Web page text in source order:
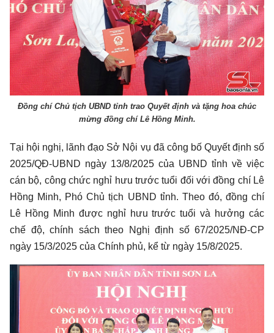
Đồng chí Chủ tịch UBND tỉnh trao Quyết định và tặng hoa chúc
mừng đồng chí Lê Hồng Minh.
Tại hội nghị, lãnh đạo Sở Nội vụ đã công bố Quyết định số
2025/QĐ-UBND ngày 13/8/2025 của UBND tỉnh về việc
cán bộ, công chức nghỉ hưu trước tuổi đối với đồng chí Lê
Hồng Minh, Phó Chủ tịch UBND tỉnh. Theo đó, đồng chí
Lê Hồng Minh được nghỉ hưu trước tuổi và hưởng các
chế độ, chính sách theo Nghị định số 67/2025/NĐ-CP
ngày 15/3/2025 của Chính phủ, kể từ ngày 15/8/2025.